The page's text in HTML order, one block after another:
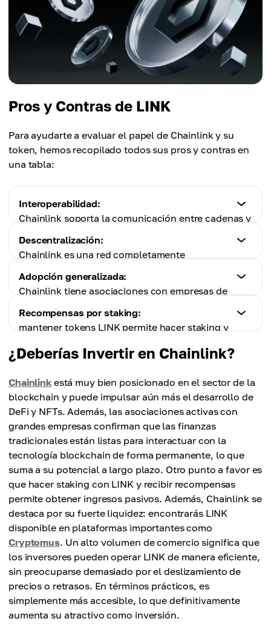
Pros y Contras de LINK
Para ayudarte a evaluar el papel de Chainlink y su
token, hemos recopilado todos sus pros y contras en
una tabla:
Interoperabilidad:
Chainlink soporta la comunicación entre cadenas y
compartan datos.
Contras
Dependencia de los proveedores de oráculos:
la entrega confiable de datos por parte de
Chainlink depende en gran medida de los nodos de
Descentralización:
Chainlink es una red completamente
comprometido, el sistema completo sigue siendo
seguro.
Contras
LINK está sujeto a fluctuaciones de precio,
de la demanda de servicios de oráculo.
Adopción generalizada:
Chainlink tiene asociaciones con empresas de
Fuentes de datos limitadas:
almacenamiento de datos del mundo real es un
proceso muy complicado, por lo que el acceso de
Chainlink a la información en Internet es limitado.
Recompensas por staking:
mantener tokens LINK permite hacer staking y
Complejidad:
establecer y mantener un nodo Chainlink es tanto
técnicamente como operativamente exigente.
¿Deberías Invertir en Chainlink?
Chainlinkestá muy bien posicionado en el sector de la
blockchain y puede impulsar aún más el desarrollo de
DeFi y NFTs. Además, las asociaciones activas con
grandes empresas confirman que las finanzas
tradicionales están listas para interactuar con la
tecnología blockchain de forma permanente, lo que
suma a su potencial a largo plazo. Otro punto a favor es
que hacer staking con LINK y recibir recompensas
permite obtener ingresos pasivos. Además, Chainlink se
destaca por su fuerte liquidez: encontrarás LINK
disponible en plataformas importantes como
Cryptomus. Un alto volumen de comercio significa que
los inversores pueden operar LINK de manera eficiente,
sin preocuparse demasiado por el deslizamiento de
precios o retrasos. En términos prácticos, es
simplemente más accesible, lo que definitivamente
aumenta su atractivo como inversión.